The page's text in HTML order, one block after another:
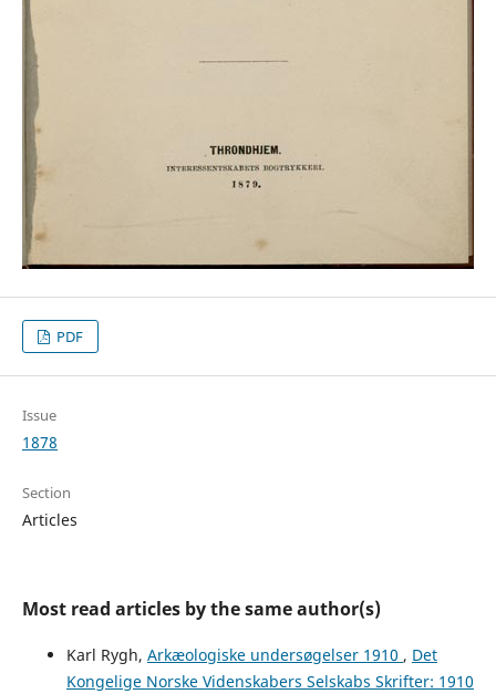
PDF
Issue
1878
Section
Articles
Most read articles by the same author(s)
Karl Rygh, Arkæologiske undersøgelser 1910 , Det
Kongelige Norske Videnskabers Selskabs Skrifter: 1910